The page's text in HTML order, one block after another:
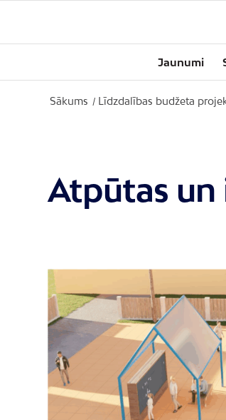
Jaunumi
Sākums / Līdzdalības budžeta
Atpūtas un